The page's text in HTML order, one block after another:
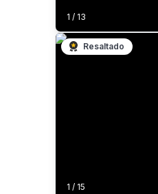
1 / 13
1 / 15
Resaltado